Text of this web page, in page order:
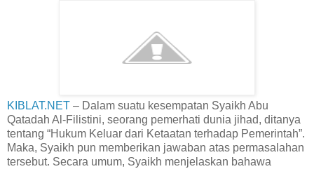
KIBLAT.NET – Dalam suatu kesempatan Syaikh Abu
Qatadah Al-Filistini, seorang pemerhati dunia jihad, ditanya
tentang “Hukum Keluar dari Ketaatan terhadap Pemerintah”.
Maka, Syaikh pun memberikan jawaban atas permasalahan
tersebut. Secara umum, Syaikh menjelaskan bahawa